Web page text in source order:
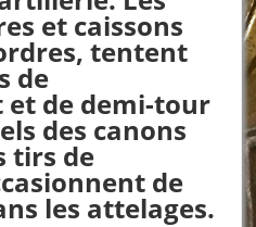
et caissons
tentent
de
de demi-tour
des canons
tirs de
de
les attelages.